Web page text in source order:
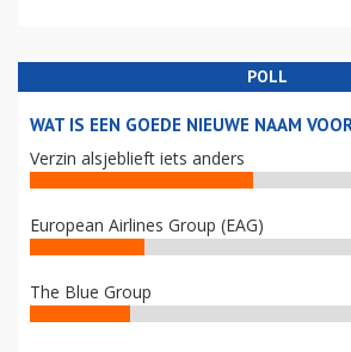
POLL
WAT IS EEN GOEDE NIEUWE NAAM
Verzin alsjeblieft iets anders
European Airlines Group (EAG)
The Blue Group